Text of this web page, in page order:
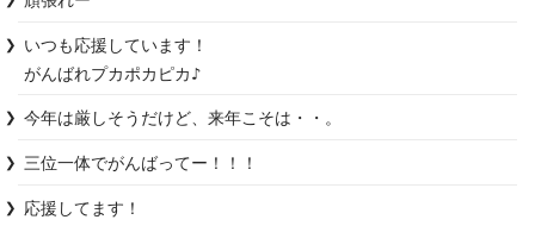
いつも応援しています！
がんばれプカポカピカ♪
今年は厳しそうだけど、来年こそは・・。
三位一体でがんばってー！！！
応援してます！